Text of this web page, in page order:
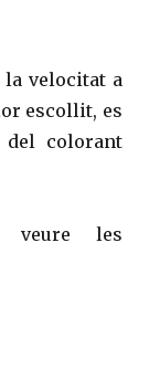
la velocitat a
escollit, es
colorant
veure les